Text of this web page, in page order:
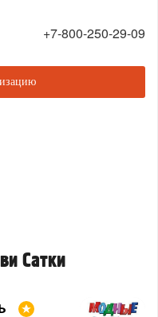
+7-800-250-29-09
Сатки